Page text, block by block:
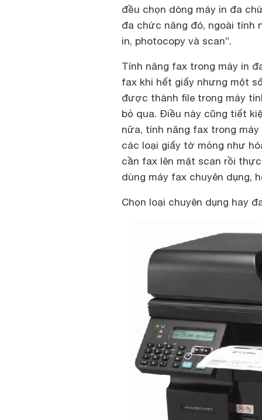
đều chọn dòng máy in đa
đa chức năng đó, ngoài tính
in, photocopy và scan”.
Tính năng fax trong máy in
fax khi hết giấy nhưng một
được thành file trong máy
bỏ qua. Điều này cũng tiết
nữa, tính năng fax trong
các loại giấy tờ mỏng như
cần fax lên mặt scan rồi
dùng máy fax chuyên dụng,
Chọn loại chuyên dụng hay